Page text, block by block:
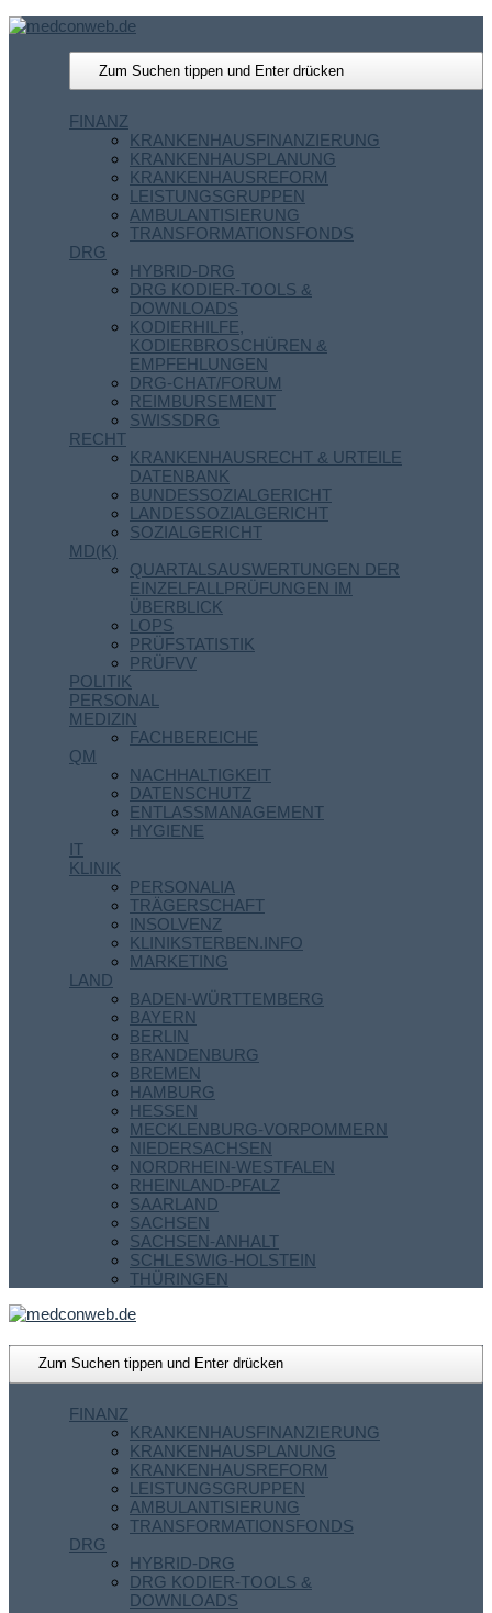
FINANZ
KRANKENHAUSFINANZIERUNG
KRANKENHAUSPLANUNG
KRANKENHAUSREFORM
LEISTUNGSGRUPPEN
AMBULANTISIERUNG
TRANSFORMATIONSFONDS
DRG
HYBRID-DRG
DRG KODIER-TOOLS &
DOWNLOADS
KODIERHILFE,
KODIERBROSCHÜREN &
EMPFEHLUNGEN
DRG-CHAT/FORUM
REIMBURSEMENT
SWISSDRG
RECHT
KRANKENHAUSRECHT & URTEILE
DATENBANK
BUNDESSOZIALGERICHT
LANDESSOZIALGERICHT
SOZIALGERICHT
MD(K)
QUARTALSAUSWERTUNGEN DER
EINZELFALLPRÜFUNGEN IM
ÜBERBLICK
LOPS
PRÜFSTATISTIK
PRÜFVV
POLITIK
PERSONAL
MEDIZIN
FACHBEREICHE
QM
NACHHALTIGKEIT
DATENSCHUTZ
ENTLASSMANAGEMENT
HYGIENE
IT
KLINIK
PERSONALIA
TRÄGERSCHAFT
INSOLVENZ
KLINIKSTERBEN.INFO
MARKETING
LAND
BADEN-WÜRTTEMBERG
BAYERN
BERLIN
BRANDENBURG
BREMEN
HAMBURG
HESSEN
MECKLENBURG-VORPOMMERN
NIEDERSACHSEN
NORDRHEIN-WESTFALEN
RHEINLAND-PFALZ
SAARLAND
SACHSEN
SACHSEN-ANHALT
SCHLESWIG-HOLSTEIN
THÜRINGEN
FINANZ
KRANKENHAUSFINANZIERUNG
KRANKENHAUSPLANUNG
KRANKENHAUSREFORM
LEISTUNGSGRUPPEN
AMBULANTISIERUNG
TRANSFORMATIONSFONDS
DRG
HYBRID-DRG
DRG KODIER-TOOLS &
DOWNLOADS